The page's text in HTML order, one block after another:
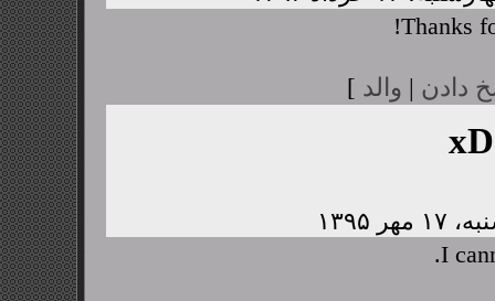
Thanks
دادن | والد ]
I